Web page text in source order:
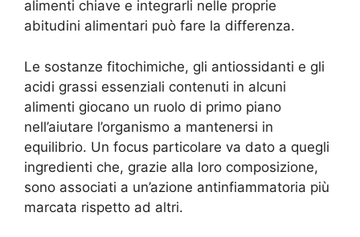
alimenti chiave e integrarli nelle proprie
abitudini alimentari può fare la differenza.
Le sostanze fitochimiche, gli antiossidanti e gli
acidi grassi essenziali contenuti in alcuni
alimenti giocano un ruolo di primo piano
nell’aiutare l’organismo a mantenersi in
equilibrio. Un focus particolare va dato a quegli
ingredienti che, grazie alla loro composizione,
sono associati a un’azione antinfiammatoria più
marcata rispetto ad altri.